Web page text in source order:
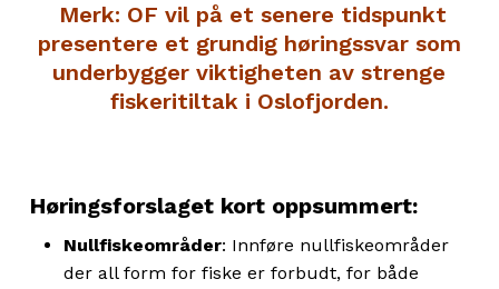
Merk: OF vil på et senere tidspunkt
presentere et grundig høringssvar som
underbygger viktigheten av strenge
fiskeritiltak i Oslofjorden.
Høringsforslaget kort oppsummert:
Nullfiskeområder: Innføre nullfiskeområder
der all form for fiske er forbudt, for både